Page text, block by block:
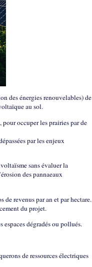
des énergies renouvelables) de
au sol.
occuper les prairies par de
par les enjeux
sans évaluer la
des pannaeaux
de revenus par an et par hectare.
du projet.
dégradés ou pollués.
de ressources électriques